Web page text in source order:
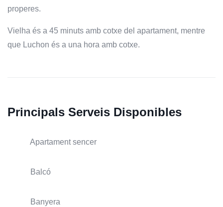
properes.
Vielha és a 45 minuts amb cotxe del apartament, mentre
que Luchon és a una hora amb cotxe.
Principals Serveis Disponibles
Apartament sencer
Balcó
Banyera